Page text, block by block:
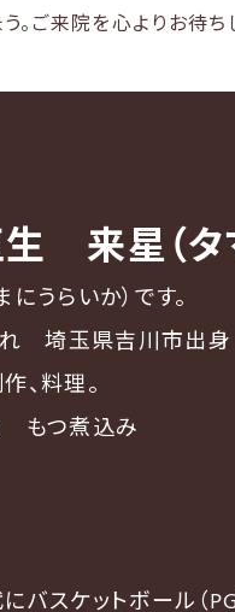
ご来院を心よりお待ち
生 来星（
うらいか）です。
れ 埼玉県吉川市
、料理。
もつ煮込み
バスケットボール（PG